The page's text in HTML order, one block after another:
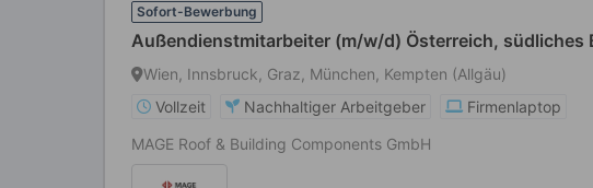
Sofort-Bewerbung
Außendienstmitarbeiter (m/w/d) Österreich, südliches
Wien, Innsbruck, Graz, München, Kempten (Allgäu)
Vollzeit
Nachhaltiger Arbeitgeber
Firmenlaptop
MAGE Roof & Building Components GmbH